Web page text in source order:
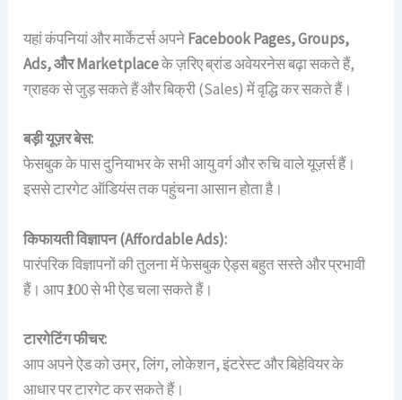
यहां कंपनियां और मार्केटर्स अपनेFacebook Pages, Groups,
Ads, और Marketplaceके ज़रिए ब्रांड अवेयरनेस बढ़ा सकते हैं,
ग्राहक से जुड़ सकते हैं और बिक्री (Sales) में वृद्धि कर सकते हैं।
बड़ी यूज़र बेस:
फेसबुक के पास दुनियाभर के सभी आयु वर्ग और रुचि वाले यूज़र्स हैं।
इससे टारगेट ऑडियंस तक पहुंचना आसान होता है।
किफायती विज्ञापन (Affordable Ads):
पारंपरिक विज्ञापनों की तुलना में फेसबुक ऐड्स बहुत सस्ते और प्रभावी
हैं। आप ₹100 से भी ऐड चला सकते हैं।
टारगेटिंग फीचर:
आप अपने ऐड को उम्र, लिंग, लोकेशन, इंटरेस्ट और बिहेवियर के
आधार पर टारगेट कर सकते हैं।